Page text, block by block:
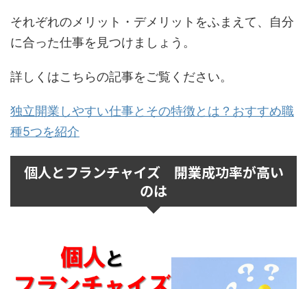
それぞれのメリット・デメリットをふまえて、自分
に合った仕事を見つけましょう。
詳しくはこちらの記事をご覧ください。
独立開業しやすい仕事とその特徴とは？おすすめ職
種5つを紹介
個人とフランチャイズ 開業成功率が高い
のは